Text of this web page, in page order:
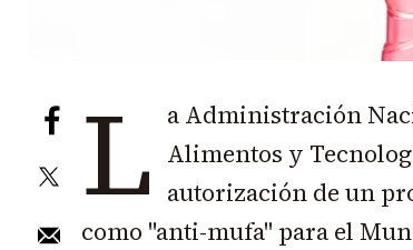
L a Administración
Alimentos y
autorización de un
como "anti-mufa" para el